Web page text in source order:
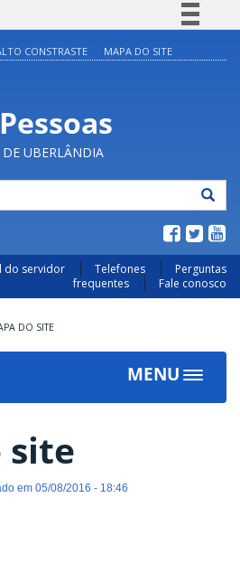
Acesso à informação
Legislação
Canais
CONSTRASTE MAPA DO SITE
UBERLÂNDIA
do servidor Telefones
Perguntas
frequentes
Fale conosco
DO SITE
MENU
Toggle
site
em 05/08/2016 - 18:46